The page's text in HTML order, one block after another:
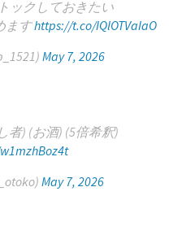
ックしておきたい
ますhttps://t.co/IQlOTVaIaO
May 7, 2026
者) (お酒) (5倍希釈)
May 7, 2026